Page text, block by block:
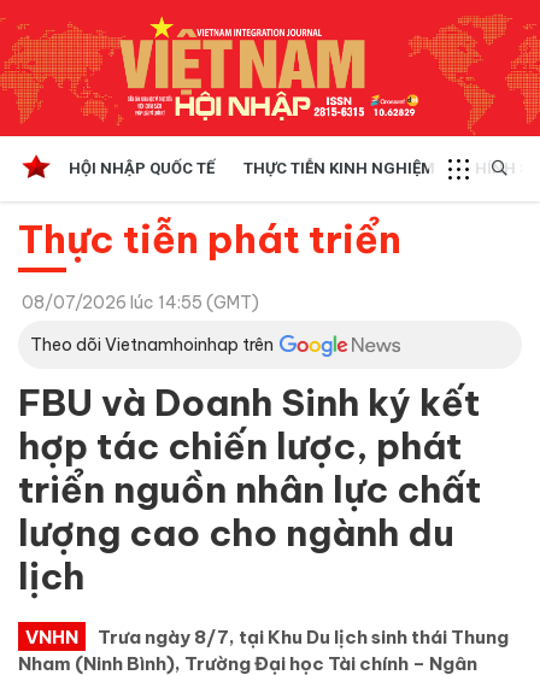
HỘI NHẬP QUỐC TẾ THỰC TIỄN KINH NGHIỆM CHÍNH
Thực tiễn phát triển
08/07/2026 lúc 14:55 (GMT)
Theo dõi Vietnamhoinhap trên
FBU và Doanh Sinh ký kết
hợp tác chiến lược, phát
triển nguồn nhân lực chất
lượng cao cho ngành du
lịch
VNHN
Trưa ngày 8/7, tại Khu Du lịch sinh thái Thung
Nham (Ninh Bình), Trường Đại học Tài chính – Ngân